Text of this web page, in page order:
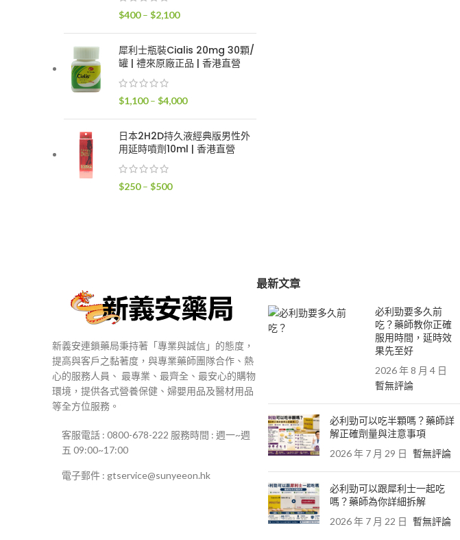
$2,000
$400 – $2,100價
範
圍：
$2,100
犀利士瓶裝Cialis 20mg 30顆/
罐 | 禮來原廠正品 | 香港直營
$1,100 – $4,000價
範
圍：
日本2H2D持久液經典版男性外
用延時噴劑10ml | 香港直營
$250 – $500價
新義安連鎖藥局秉持著「專業與誠信」的態度，
提高與客戶之黏著度，與專業藥師團隊合作、熱
心的服務人員、 最專業、最齊全、最安心的購物
環境，提供各式營養保健、婦嬰用品及醫材用品
等全方位服務。
客服電話 : 0800-678-222 服務時間 : 週一~週
五 09:00~17:00
電子郵件 : gtservice@sunyeeon.hk
最新文章
必利勁要多久前
吃？藥師教你正確
服用時間，延時效
果先至好
2026 年 8 月 4 日
暫無評論
必利勁可以吃半顆嗎？藥師詳
解正確劑量與注意事項
2026 年 7 月 29 日 暫無評論
必利勁可以跟犀利士一起吃
嗎？藥師為你詳細拆解
2026 年 7 月 22 日 暫無評論